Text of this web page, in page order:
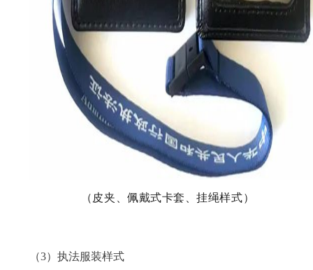
（皮夹、佩戴式卡套、挂绳样式）
（3）执法服装样式